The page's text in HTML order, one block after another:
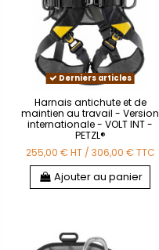
Derniers articles
Harnais antichute et de
maintien au travail - Version
internationale - VOLT INT -
PETZL®
255,00 €HT / 306,00 €TTC
Ajouter au panier